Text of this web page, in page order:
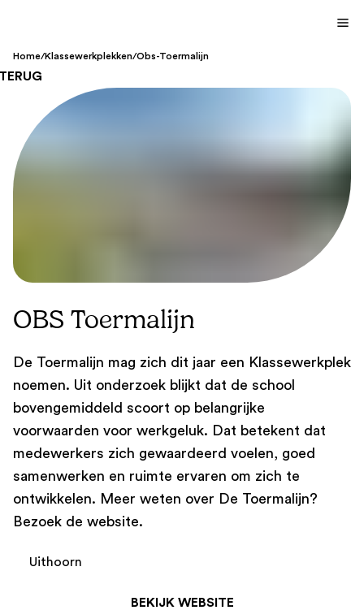
Home/Klassewerkplekken/Obs-Toermalijn
OBS Toermalijn
De Toermalijn mag zich dit jaar een Klassewerkplek
noemen. Uit onderzoek blijkt dat de school
bovengemiddeld scoort op belangrijke
voorwaarden voor werkgeluk. Dat betekent dat
medewerkers zich gewaardeerd voelen, goed
samenwerken en ruimte ervaren om zich te
ontwikkelen. Meer weten over De Toermalijn?
Bezoek de website.
Uithoorn
BEKIJK WEBSITE